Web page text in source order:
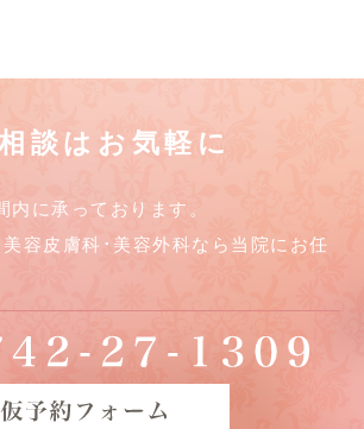
談はお気軽に
内に承っております。
容皮膚科･美容外科なら当院にお任